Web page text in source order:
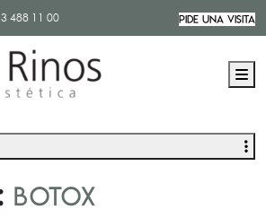
488 11 00 PIDE UNA VISITA
botox